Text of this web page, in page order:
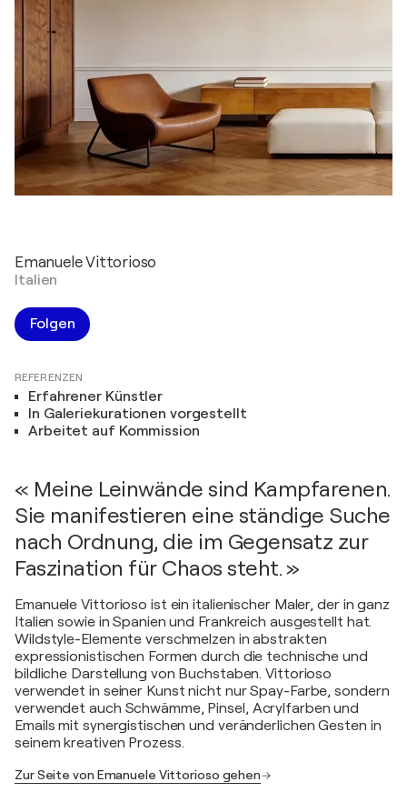
Emanuele Vittorioso
Italien
Folgen
REFERENZEN
Erfahrener Künstler
In Galeriekurationen vorgestellt
Arbeitet auf Kommission
« Meine Leinwände sind Kampfarenen.
Sie manifestieren eine ständige Suche
nach Ordnung, die im Gegensatz zur
Faszination für Chaos steht. »
Emanuele Vittorioso ist ein italienischer Maler, der in ganz
Italien sowie in Spanien und Frankreich ausgestellt hat.
Wildstyle-Elemente verschmelzen in abstrakten
expressionistischen Formen durch die technische und
bildliche Darstellung von Buchstaben. Vittorioso
verwendet in seiner Kunst nicht nur Spay-Farbe, sondern
verwendet auch Schwämme, Pinsel, Acrylfarben und
Emails mit synergistischen und veränderlichen Gesten in
seinem kreativen Prozess.
Zur Seite von Emanuele Vittorioso gehen